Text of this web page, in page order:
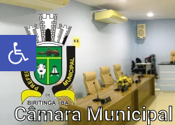
Câmara Municipal
Abrir a barra